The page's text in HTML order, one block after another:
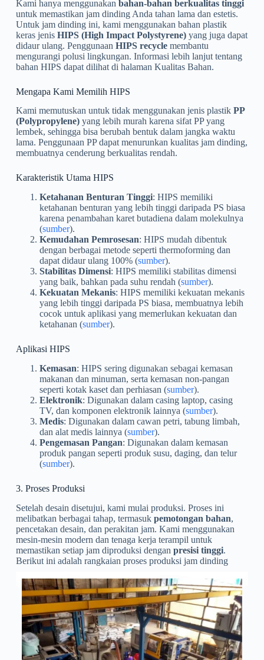
Kami hanya menggunakan bahan-bahan berkualitas tinggi
untuk memastikan jam dinding Anda tahan lama dan estetis.
Untuk jam dinding ini, kami menggunakan bahan plastik
keras jenis HIPS (High Impact Polystyrene)yang juga dapat
didaur ulang. Penggunaan HIPS recyclemembantu
mengurangi polusi lingkungan. Informasi lebih lanjut tentang
bahan HIPS dapat dilihat di halaman Kualitas Bahan.
Mengapa Kami Memilih HIPS
Kami memutuskan untuk tidak menggunakan jenis plastik PP
(Polypropylene)yang lebih murah karena sifat PP yang
lembek, sehingga bisa berubah bentuk dalam jangka waktu
lama. Penggunaan PP dapat menurunkan kualitas jam dinding,
membuatnya cenderung berkualitas rendah.
Karakteristik Utama HIPS
Ketahanan Benturan Tinggi: HIPS memiliki
ketahanan benturan yang lebih tinggi daripada PS biasa
karena penambahan karet butadiena dalam molekulnya
(sumber).
Kemudahan Pemrosesan: HIPS mudah dibentuk
dengan berbagai metode seperti thermoforming dan
dapat didaur ulang 100% (sumber).
Stabilitas Dimensi: HIPS memiliki stabilitas dimensi
yang baik, bahkan pada suhu rendah (sumber).
Kekuatan Mekanis: HIPS memiliki kekuatan mekanis
yang lebih tinggi daripada PS biasa, membuatnya lebih
cocok untuk aplikasi yang memerlukan kekuatan dan
ketahanan (sumber).
Aplikasi HIPS
Kemasan: HIPS sering digunakan sebagai kemasan
makanan dan minuman, serta kemasan non-pangan
seperti kotak kaset dan perhiasan (sumber).
Elektronik: Digunakan dalam casing laptop, casing
TV, dan komponen elektronik lainnya (sumber).
Medis: Digunakan dalam cawan petri, tabung limbah,
dan alat medis lainnya (sumber).
Pengemasan Pangan: Digunakan dalam kemasan
produk pangan seperti produk susu, daging, dan telur
(sumber).
3. Proses Produksi
Setelah desain disetujui, kami mulai produksi. Proses ini
melibatkan berbagai tahap, termasuk pemotongan bahan,
pencetakan desain, dan perakitan jam. Kami menggunakan
mesin-mesin modern dan tenaga kerja terampil untuk
memastikan setiap jam diproduksi dengan presisi tinggi.
Berikut ini adalah rangkaian proses produksi jam dinding